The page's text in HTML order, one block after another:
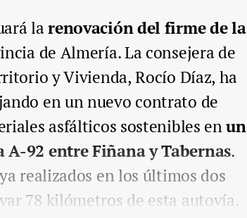
larenovación del firme de la
de Almería. La consejera de
y Vivienda, Rocío Díaz, ha
en un nuevo contrato de
asfálticos sostenibles enun
92 entre Fiñana y Tabernas.
realizados en los últimos dos
78 kilómetros de esta autovía.